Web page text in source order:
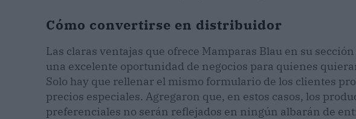
Cómo convertirse en distribuidor
Las claras ventajas que ofrece Mamparas Blau en su
una excelente oportunidad de negocios para quienes
Solo hay que rellenar el mismo formulario de los clientes
precios especiales. Agregaron que, en estos casos, los
preferenciales no serán reflejados en ningún albarán de